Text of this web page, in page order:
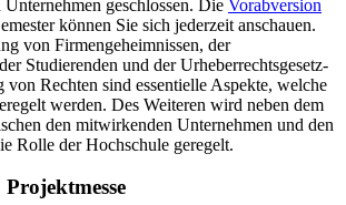
geschlossen. Die Vorabversion
können Sie sich jederzeit anschauen.
von Firmengeheimnissen, der
Studierenden und der Urheberrechtsgesetz-
Rechten sind essentielle Aspekte, welche
werden. Des Weiteren wird neben dem
den mitwirkenden Unternehmen und den
Rolle der Hochschule geregelt.